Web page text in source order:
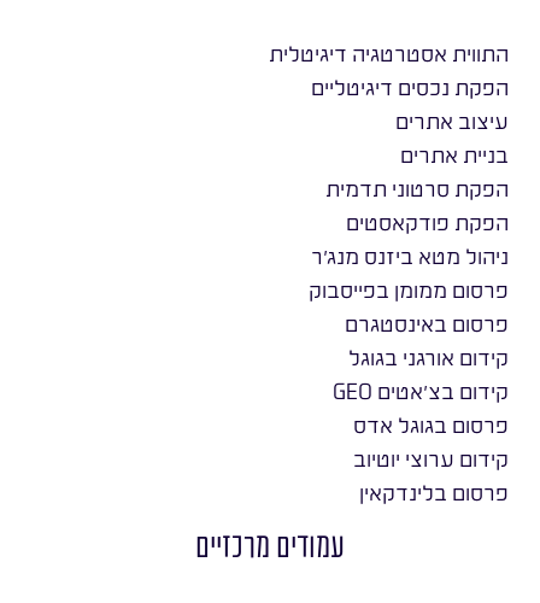
התווית אסטרטגיה דיגיטלית
הפקת נכסים דיגיטליים
עיצוב אתרים
בניית אתרים
הפקת סרטוני תדמית
הפקת פודקאסטים
ניהול מטא ביזנס מנג׳ר
פרסום ממומן בפייסבוק
פרסום באינסטגרם
קידום אורגני בגוגל
קידום בצ׳אטים GEO
פרסום בגוגל אדס
קידום ערוצי יוטיוב
פרסום בלינדקאין
עמודים מרכזיים